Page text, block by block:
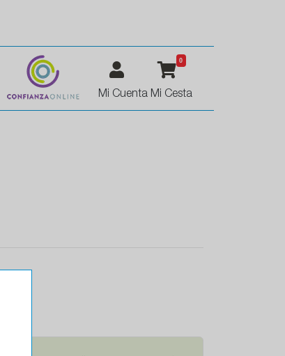
Mi Cuenta
0
Mi Cesta